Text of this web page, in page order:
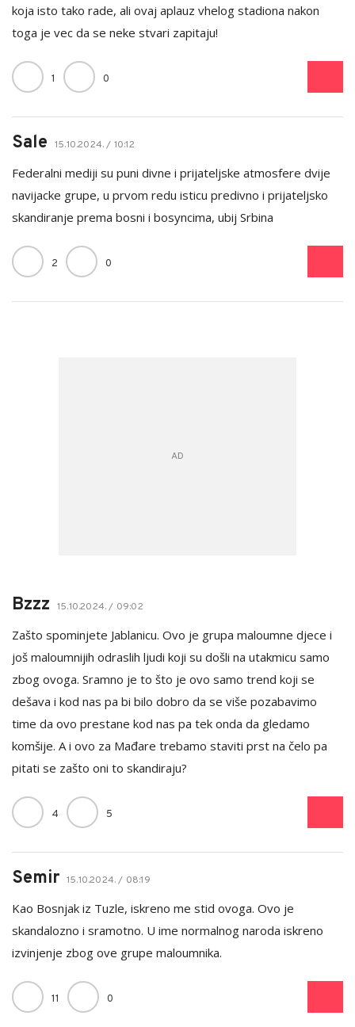
koja isto tako rade, ali ovaj aplauz vhelog stadiona nakon
toga je vec da se neke stvari zapitaju!
1 0
Sale 15.10.2024. / 10:12
Federalni mediji su puni divne i prijateljske atmosfere dvije
navijacke grupe, u prvom redu isticu predivno i prijateljsko
skandiranje prema bosni i bosyncima, ubij Srbina
2 0
Bzzz 15.10.2024. / 09:02
Zašto spominjete Jablanicu. Ovo je grupa maloumne djece i
još maloumnijih odraslih ljudi koji su došli na utakmicu samo
zbog ovoga. Sramno je to što je ovo samo trend koji se
dešava i kod nas pa bi bilo dobro da se više pozabavimo
time da ovo prestane kod nas pa tek onda da gledamo
komšije. A i ovo za Mađare trebamo staviti prst na čelo pa
pitati se zašto oni to skandiraju?
4 5
Semir 15.10.2024. / 08:19
Kao Bosnjak iz Tuzle, iskreno me stid ovoga. Ovo je
skandalozno i sramotno. U ime normalnog naroda iskreno
izvinjenje zbog ove grupe maloumnika.
11 0